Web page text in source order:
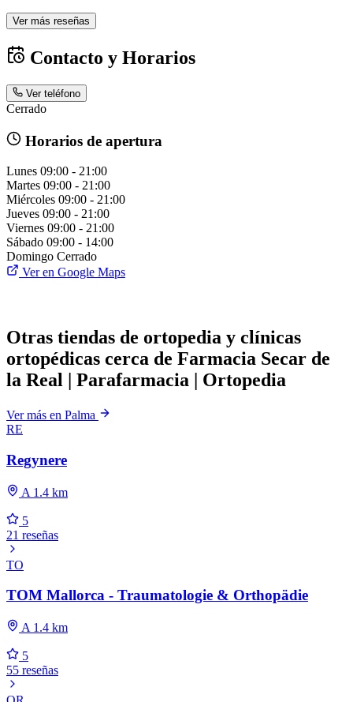
Ver más reseñas
Contacto y Horarios
Ver teléfono
Cerrado
Horarios de apertura
Lunes 09:00 - 21:00
Martes 09:00 - 21:00
Miércoles 09:00 - 21:00
Jueves 09:00 - 21:00
Viernes 09:00 - 21:00
Sábado 09:00 - 14:00
Domingo Cerrado
Ver en Google Maps
Otras tiendas de ortopedia y clínicas
ortopédicas cerca de Farmacia Secar de
la Real | Parafarmacia | Ortopedia
Ver más en Palma
RE
Regynere
A 1.4 km
5
21 reseñas
TO
TOM Mallorca - Traumatologie & Orthopädie
A 1.4 km
5
55 reseñas